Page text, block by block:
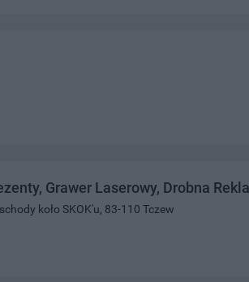
Grawer Laserowy, Drobna
koło SKOK'u, 83-110 Tczew